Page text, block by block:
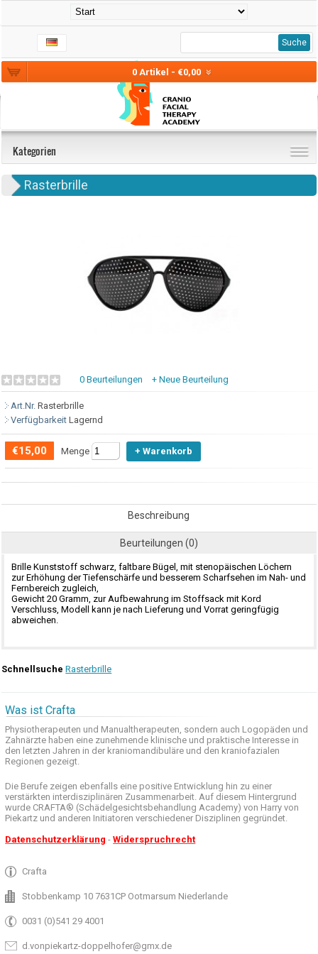
0 Artikel - €0,00
Suche
Kategorien
Rasterbrille
0 Beurteilungen + Neue Beurteilung
Art.Nr. Rasterbrille
Verfügbarkeit Lagernd
€15,00 Menge
Beschreibung
Beurteilungen (0)
Brille Kunststoff schwarz, faltbare Bügel, mit stenopäischen Löchern
zur Erhöhung der Tiefenschärfe und besserem Scharfsehen im Nah- und
Fernbereich zugleich,
Gewicht 20 Gramm, zur Aufbewahrung im Stoffsack mit Kord
Verschluss, Modell kann je nach Lieferung und Vorrat geringfügig
abweichen.
Schnellsuche Rasterbrille
Was ist Crafta
Physiotherapeuten und Manualtherapeuten, sondern auch Logopäden und
Zahnärzte haben eine zunehmende klinische und praktische Interesse in
den letzten Jahren in der kraniomandibuläre und den kraniofazialen
Regionen gezeigt.
Die Berufe zeigen ebenfalls eine positive Entwicklung hin zu einer
verstärkten interdisziplinären Zusammenarbeit. Auf diesem Hintergrund
wurde CRAFTA® (Schädelgesichtsbehandlung Academy) von Harry von
Piekartz und anderen Initiatoren verschiedener Disziplinen gegründet.
Datenschutzerklärung -Widerspruchrecht
Crafta
Stobbenkamp 10 7631CP Ootmarsum Niederlande
0031 (0)541 29 4001
d.vonpiekartz-doppelhofer@gmx.de